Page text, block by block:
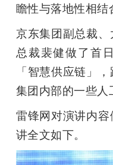
专
题
搞
瞻性与落地性相结
京东集团副总裁
总裁裴健做了首
「智慧供应链」
集团内部的一些人
雷锋网对演讲内
讲全文如下。